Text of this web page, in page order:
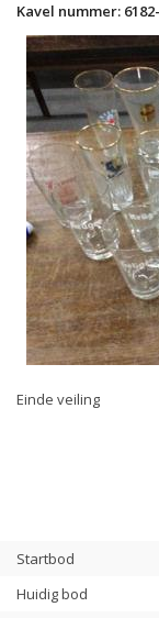
Kavel nummer:
Einde veiling
Startbod
Huidig bod